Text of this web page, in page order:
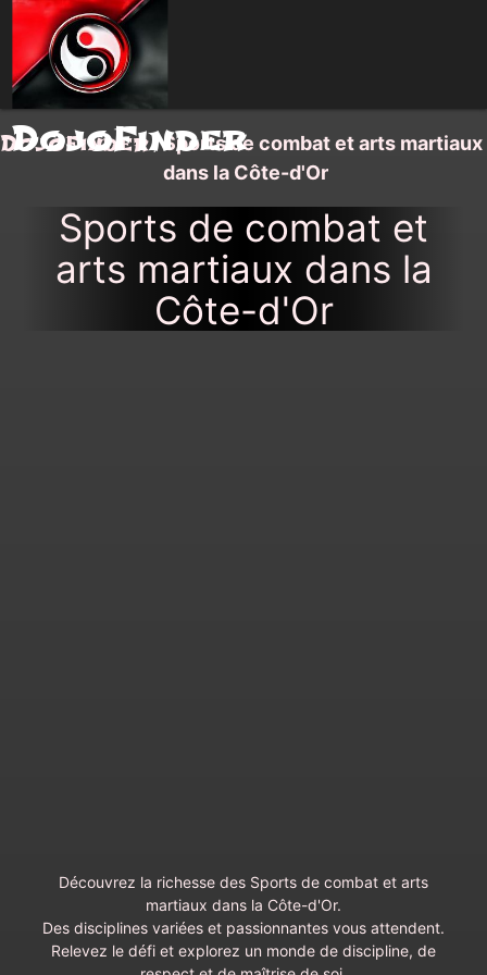
DojoFinder
DojoFinder /Sports de combat et arts martiaux
dans la Côte-d'Or
Sports de combat et
arts martiaux dans la
Côte-d'Or
Découvrez la richesse des Sports de combat et arts
martiaux dans la Côte-d'Or.
Des disciplines variées et passionnantes vous attendent.
Relevez le défi et explorez un monde de discipline, de